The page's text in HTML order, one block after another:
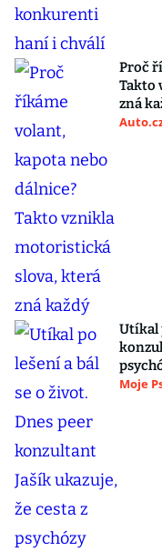
Proč
Takto
zná
Utíkal
Moje